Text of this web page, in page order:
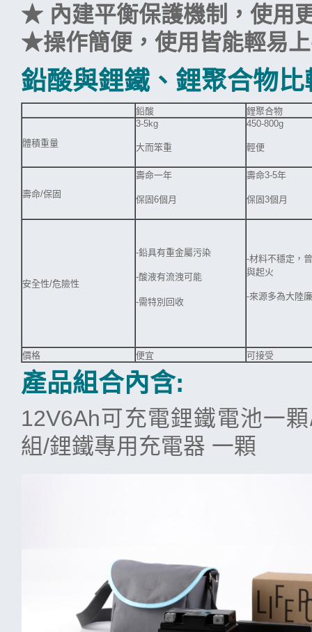
★ 內建平衡保護機制，使用
★操作簡便，使用皆能輕易
鉛酸與鋰鐵、鋰聚合物比
鉛酸 鋰聚合物
體積重量
3-5kg
大而笨重
450-800g
輕便
壽命/保固
壽命一年
保固6個月
壽命3-5年
保固3個月
安全性/危險性
-鉛具有重金屬污染
-酸液有流洩可能
-需特別回收
-材料不穩定，
與起火
-來源多為大陸
價格 便宜 可接受
產品組合內含:
12V6Ah可充電鋰鐵電池一
組/鋰鐵專用充電器 一顆